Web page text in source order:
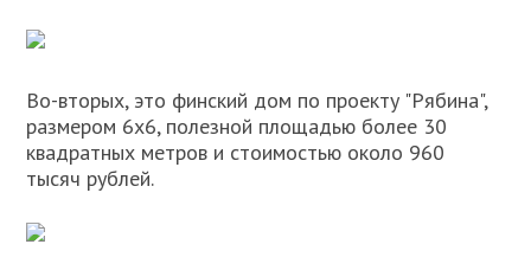
Во-вторых, это финский дом по проекту "Рябина",
размером 6х6, полезной площадью более 30
квадратных метров и стоимостью около 960
тысяч рублей.